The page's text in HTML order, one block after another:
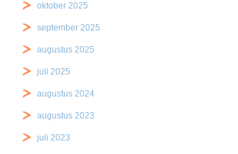
oktober 2025
september 2025
augustus 2025
juli 2025
augustus 2024
augustus 2023
juli 2023